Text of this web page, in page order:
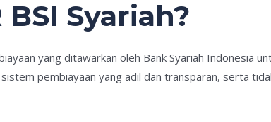
Syariah?
yang ditawarkan oleh Bank Syariah Indonesia
pembiayaan yang adil dan transparan, serta